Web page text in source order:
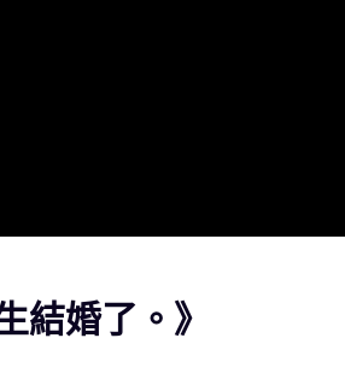
結婚了。》